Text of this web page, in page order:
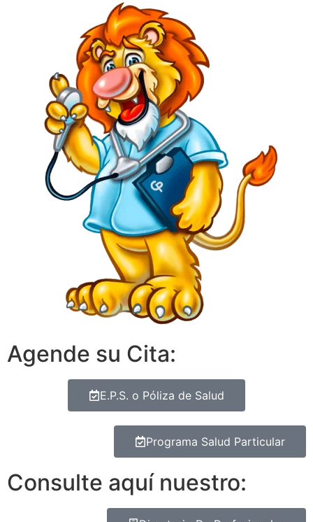
Agende su Cita:
E.P.S. o Póliza de Salud
Programa Salud Particular
Consulte aquí nuestro: